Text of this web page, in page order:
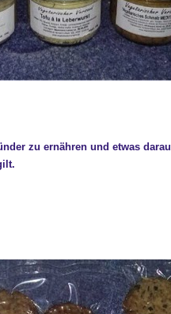
zu ernähren und etwas